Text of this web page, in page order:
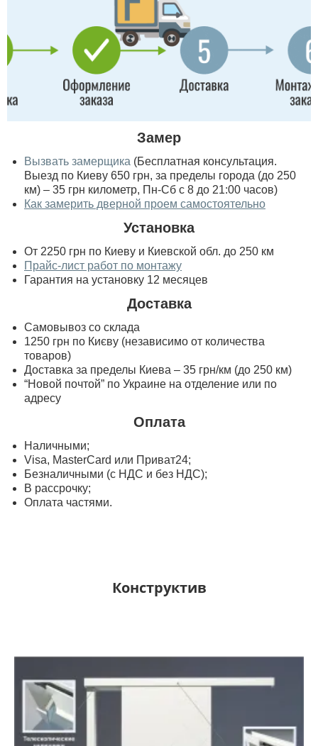
Замер
Вызвать замерщика (Бесплатная консультация.
Выезд по Киеву 650 грн, за пределы города (до 250
км) – 35 грн километр, Пн-Сб с 8 до 21:00 часов)
Как замерить дверной проем самостоятельно
Установка
От 2250 грн по Киеву и Киевской обл. до 250 км
Прайс-лист работ по монтажу
Гарантия на установку 12 месяцев
Доставка
Самовывоз со склада
1250 грн по Києву (независимо от количества
товаров)
Доставка за пределы Киева – 35 грн/км (до 250 км)
“Новой почтой” по Украине на отделение или по
адресу
Оплата
Наличными;
Visa, MasterСard или Приват24;
Безналичными (с НДС и без НДС);
В рассрочку;
Оплата частями.
Конструктив